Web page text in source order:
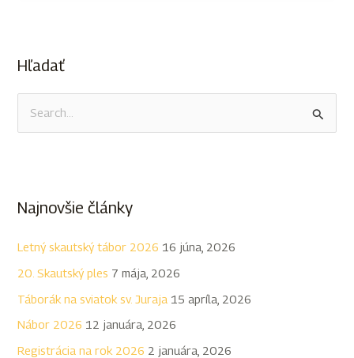
Hľadať
a
a
ť
:
Najnovšie články
Letný skautský tábor 2026 16 júna, 2026
20. Skautský ples 7 mája, 2026
Táborák na sviatok sv. Juraja 15 apríla, 2026
Nábor 2026 12 januára, 2026
Registrácia na rok 2026 2 januára, 2026